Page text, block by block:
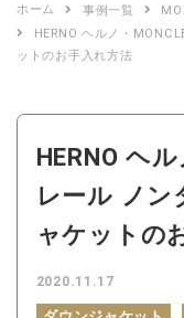
ホーム 事例一覧
HERNO ヘルノ・
ットのお手入れ方法
HERNO ヘ
レール ノン
ャケットの
2020.11.17